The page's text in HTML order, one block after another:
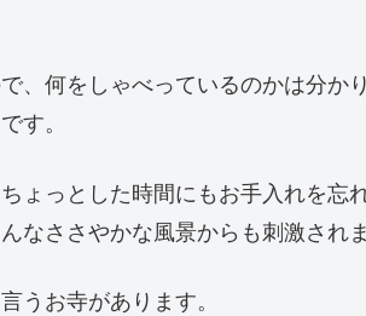
、何をしゃべっているのかは分か
す。
ょっとした時間にもお手入れを忘
なささやかな風景からも刺激されま
うお寺があります。